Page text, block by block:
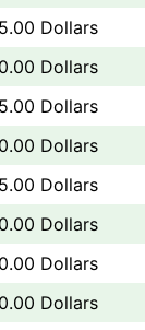
Dollars
Dollars
Dollars
Dollars
Dollars
Dollars
Dollars
Dollars